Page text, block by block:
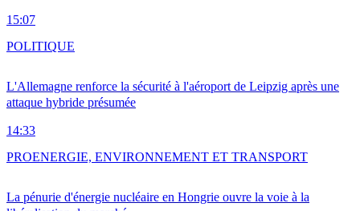
15:07
L'Allemagne renforce la sécurité à l'aéroport de Leipzig après une
attaque hybride présumée
14:33
POLITIQUE
La pénurie d'énergie nucléaire en Hongrie ouvre la voie à la
PROENERGIE, ENVIRONNEMENT ET TRANSPORT